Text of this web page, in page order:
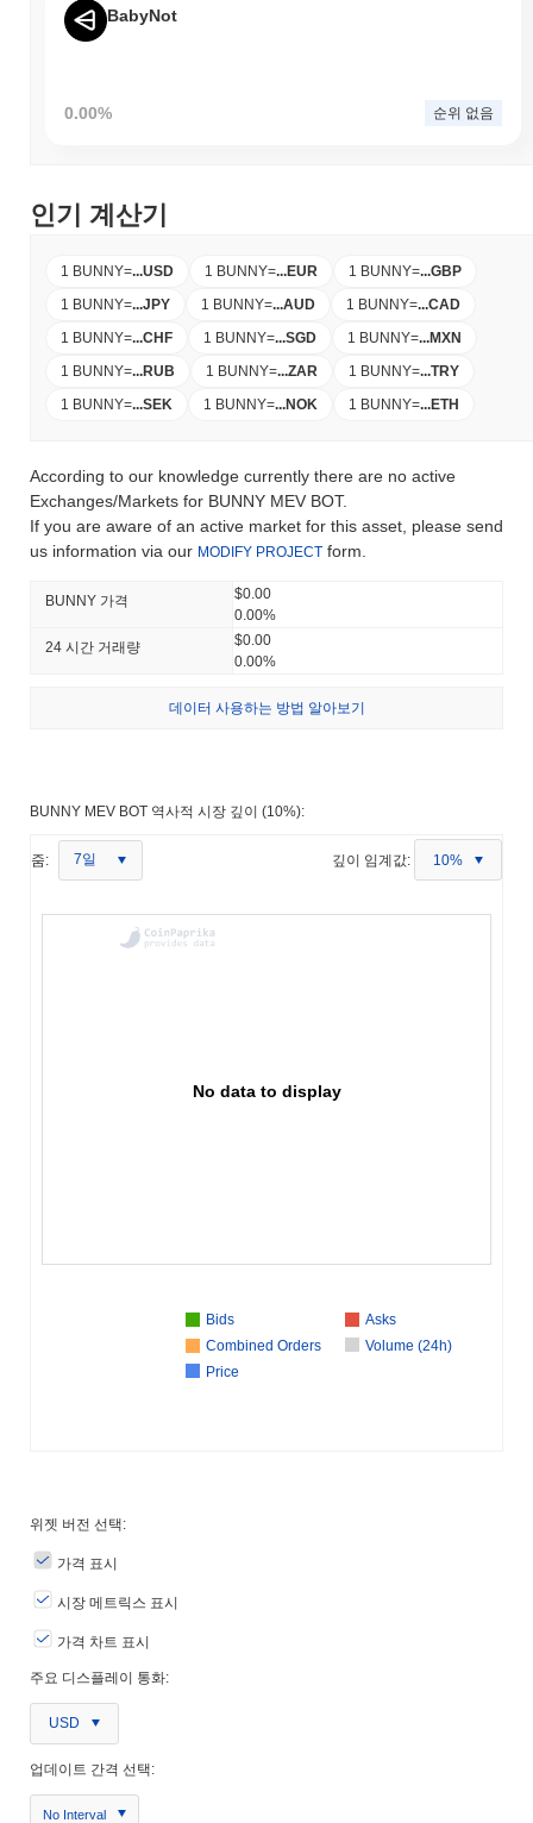
BabyNot
0.00% 순위 없음
인기 계산기
1 BUNNY=...USD 1 BUNNY=...EUR 1 BUNNY=...GBP
1 BUNNY=...JPY 1 BUNNY=...AUD 1 BUNNY=...CAD
1 BUNNY=...CHF 1 BUNNY=...SGD 1 BUNNY=...MXN
1 BUNNY=...RUB 1 BUNNY=...ZAR 1 BUNNY=...TRY
1 BUNNY=...SEK 1 BUNNY=...NOK 1 BUNNY=...ETH
According to our knowledge currently there are no active
Exchanges/Markets for BUNNY MEV BOT.
If you are aware of an active market for this asset, please send
us information via our MODIFY PROJECT form.
BUNNY 가격
$0.00
0.00%
24 시간 거래량
$0.00
0.00%
데이터 사용하는 방법 알아보기
BUNNY MEV BOT 역사적 시장 깊이 (10%):
줌: 7일 깊이 임계값: 10%
No data to display
Bids
Asks
Combined Orders
Volume (24h)
Price
위젯 버전 선택:
가격 표시
시장 메트릭스 표시
가격 차트 표시
주요 디스플레이 통화:
USD
업데이트 간격 선택:
No Interval